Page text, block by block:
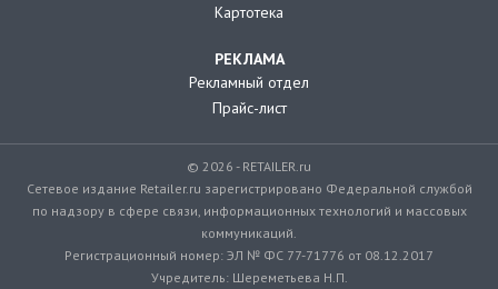
Картотека
РЕКЛАМА
Рекламный отдел
Прайс-лист
© 2026 - RETAILER.ru
Сетевое издание Retailer.ru зарегистрировано Федеральной службой
по надзору в сфере связи, информационных технологий и массовых
коммуникаций.
Регистрационный номер: ЭЛ № ФС 77-71776 от 08.12.2017
Учредитель: Шереметьева Н.П.